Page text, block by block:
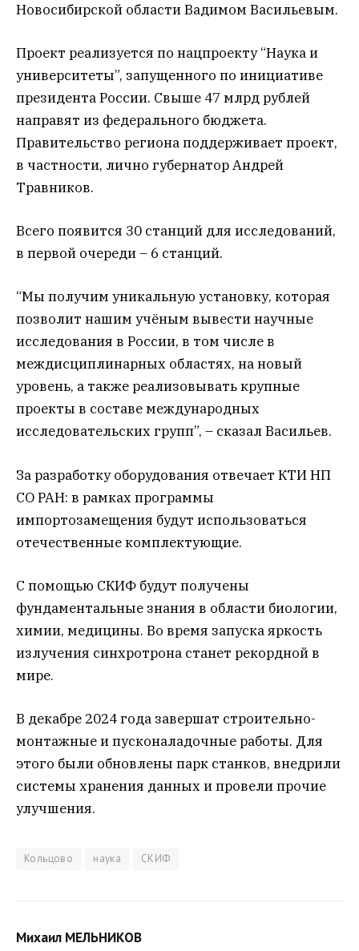
Новосибирской области Вадимом Васильевым.
Проект реализуется по нацпроекту “Наука и
университеты”, запущенного по инициативе
президента России. Свыше 47 млрд рублей
направят из федерального бюджета.
Правительство региона поддерживает проект,
в частности, лично губернатор Андрей
Травников.
Всего появится 30 станций для исследований,
в первой очереди – 6 станций.
“Мы получим уникальную установку, которая
позволит нашим учёным вывести научные
исследования в России, в том числе в
междисциплинарных областях, на новый
уровень, а также реализовывать крупные
проекты в составе международных
исследовательских групп”, – сказал Васильев.
За разработку оборудования отвечает КТИ НП
СО РАН: в рамках программы
импортозамещения будут использоваться
отечественные комплектующие.
С помощью СКИФ будут получены
фундаментальные знания в области биологии,
химии, медицины. Во время запуска яркость
излучения синхротрона станет рекордной в
мире.
В декабре 2024 года завершат строительно-
монтажные и пусконаладочные работы. Для
этого были обновлены парк станков, внедрили
системы хранения данных и провели прочие
улучшения.
Кольцово наука СКИФ
Михаил МЕЛЬНИКОВ